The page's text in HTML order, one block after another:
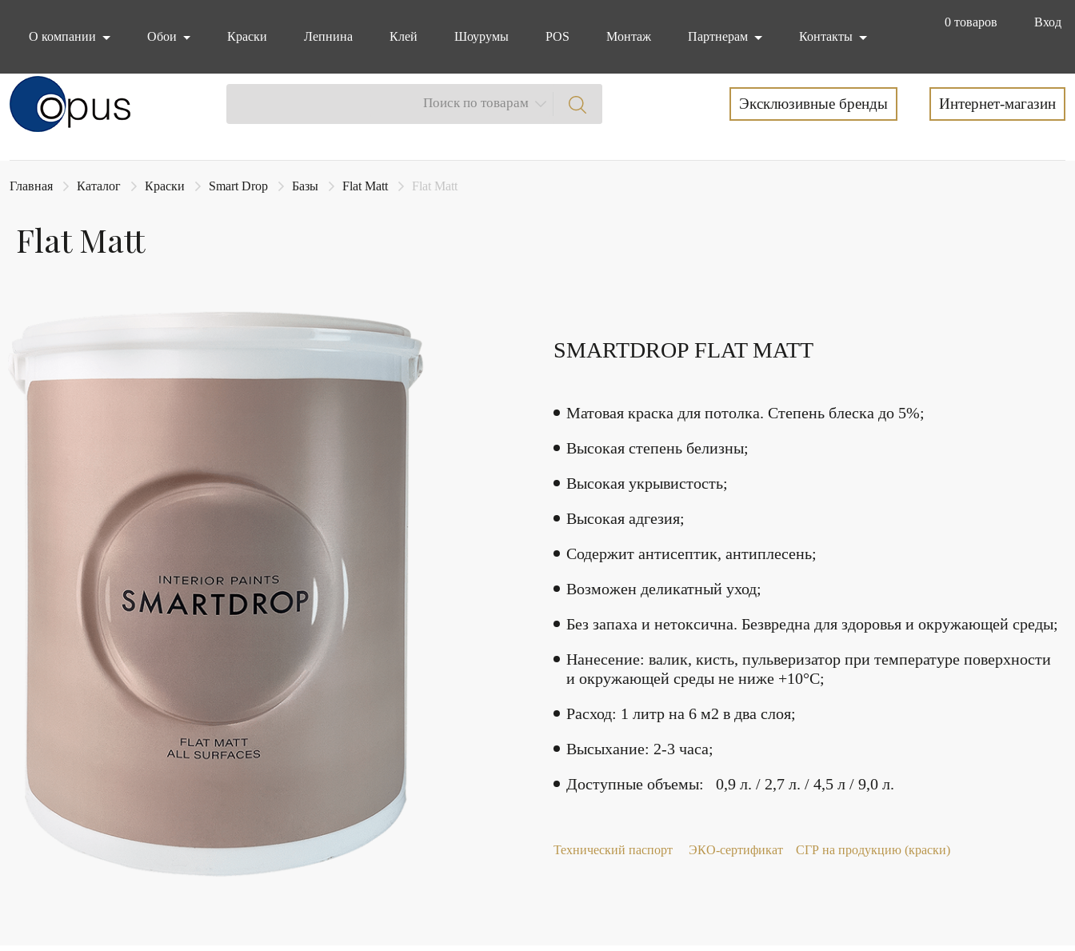
0 товаров
Вход
О компании
Обои Краски Лепнина Клей Шоурумы POS Монтаж Партнерам Контакты
Блок поиска Поиск по товарам Эксклюзивные бренды Интернет-магазин
Главная Каталог Краски Smart Drop Базы Flat Matt Flat Matt
Flat Matt
SMARTDROP FLAT MATT
Матовая краска для потолка. Степень блеска до 5%;
Высокая степень белизны;
Высокая укрывистость;
Высокая адгезия;
Содержит антисептик, антиплесень;
Возможен деликатный уход;
Без запаха и нетоксична. Безвредна для здоровья и окружающей среды;
Нанесение: валик, кисть, пульверизатор при температуре поверхности
и окружающей среды не ниже +10°С;
Расход: 1 литр на 6 м2 в два слоя;
Высыхание: 2-3 часа;
Доступные объемы: 0,9 л. / 2,7 л. / 4,5 л / 9,0 л.
Технический паспорт ЭКО-сертификат СГР на продукцию (краски)